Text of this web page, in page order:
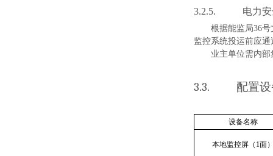
3.2.5. 电力
根据能监局36号
监控系统投运前应
业主单位需内
3.3. 配置
设备名称
本地监控屏（ 1面